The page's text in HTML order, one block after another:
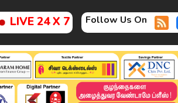
LIVE 24 X 7 Follow Us On